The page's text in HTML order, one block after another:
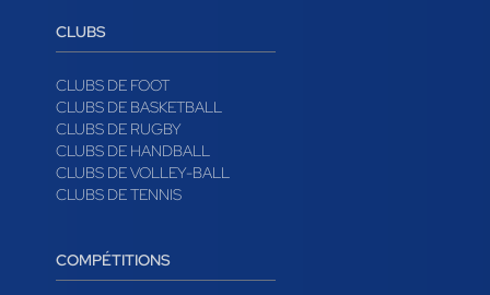
CLUBS
CLUBS DE FOOT
CLUBS DE BASKETBALL
CLUBS DE RUGBY
CLUBS DE HANDBALL
CLUBS DE VOLLEY-BALL
CLUBS DE TENNIS
COMPÉTITIONS